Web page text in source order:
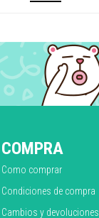
COMPRA
Como comprar
Condiciones de compra
Cambios y devoluciones